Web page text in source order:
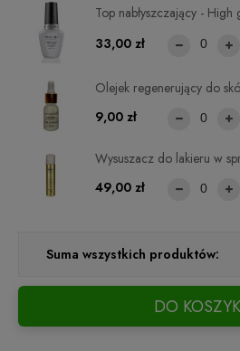
Top nabłyszczający - High
33,00 zł
Wysuszacz do lakieru w
49,00 zł
Olejek regenerujący do
9,00 zł
Suma wszystkich produktów:
DO